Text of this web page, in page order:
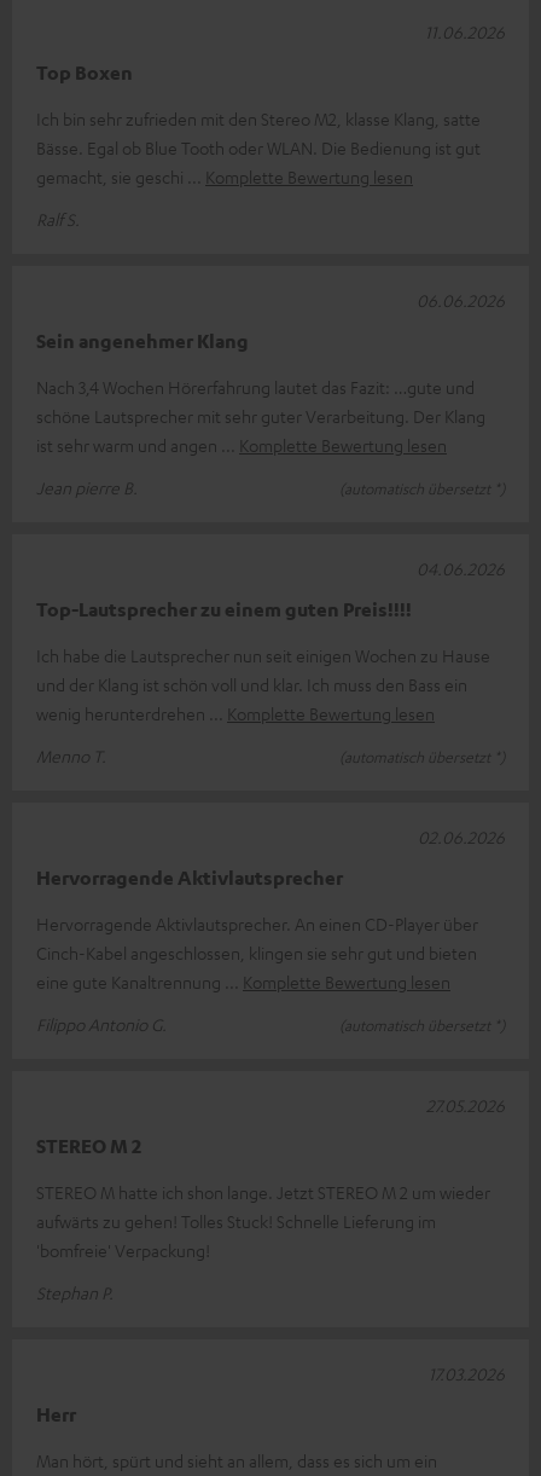
Top Boxen
Ich bin sehr zufrieden mit den Stereo M2, klasse Klang, satte
Bässe. Egal ob Blue Tooth oder WLAN. Die Bedienung ist gut
gemacht, sie geschi
Komplette Bewertung lesen
Ralf S.
11.06.2026
Sein angenehmer Klang
Nach 3,4 Wochen Hörerfahrung lautet das Fazit: …gute und
schöne Lautsprecher mit sehr guter Verarbeitung. Der Klang
ist sehr warm und angen
Komplette Bewertung lesen
Jean pierre B.
(automatisch übersetzt *)
06.06.2026
Top-Lautsprecher zu einem guten Preis!!!!
Ich habe die Lautsprecher nun seit einigen Wochen zu Hause
und der Klang ist schön voll und klar. Ich muss den Bass ein
wenig herunterdrehen
Komplette Bewertung lesen
Menno T.
(automatisch übersetzt *)
04.06.2026
Hervorragende Aktivlautsprecher
Hervorragende Aktivlautsprecher. An einen CD-Player über
Cinch-Kabel angeschlossen, klingen sie sehr gut und bieten
eine gute Kanaltrennung
Komplette Bewertung lesen
Filippo Antonio G.
(automatisch übersetzt *)
02.06.2026
STEREO M 2
STEREO M hatte ich shon lange. Jetzt STEREO M 2 um wieder
aufwärts zu gehen! Tolles Stuck! Schnelle Lieferung im
'bomfreie' Verpackung!
Stephan P.
27.05.2026
Herr
Man hört, spürt und sieht an allem, dass es sich um ein
17.03.2026